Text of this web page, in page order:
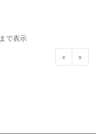
で表示
« 前へ»